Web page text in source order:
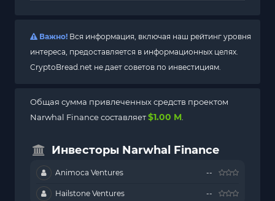
Важно! Вся информация, включая наш рейтинг уровня
интереса, предоставляется в информационных целях.
CryptoBread.net не дает советов по инвестициям.
Общая сумма привлеченных средств проектом
Narwhal Finance составляет$1.00 M
Инвесторы Narwhal Finance
Animoca Ventures --
Hailstone Ventures --